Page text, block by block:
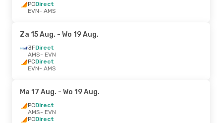
PCDirect
EVN- AMS
Za 15 Aug. - Wo 19 Aug.
3FDirect
AMS- EVN
PCDirect
EVN- AMS
Ma 17 Aug. - Wo 19 Aug.
PCDirect
AMS- EVN
PCDirect